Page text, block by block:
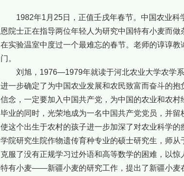
1982年1月25日，正值壬戌年春节。中国农业
恩院士正在指导两位年轻人为研究中国特有小麦而
在实验温室中度过一个最难忘的春节。老师的谆谆
门。
刘旭，1976—1979年就读于河北农业大学农学
进一步确定了为中国农业发展和农民致富而奋斗的
信念，一定要加入中国共产党，为中国的农业和农
毕业的同时，光荣地成为一名中国共产党党员，并
使这个出生于农村的孩子进一步加深了对农业科学
学院研究生院作物遗传育种专业的硕士研究生，师
克服了没有正规学习过外语和高等数学的困难，以
特有小麦——新疆小麦的研究工作，提出了新疆小麦